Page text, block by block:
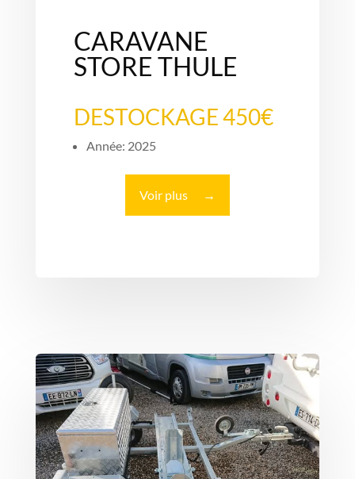
CARAVANE
STORE THULE
DESTOCKAGE 450€
Année: 2025
Voir plus →